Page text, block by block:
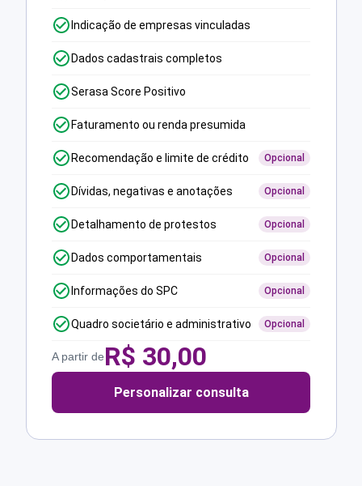
Indicação de empresas vinculadas
Dados cadastrais completos
Serasa Score Positivo
Faturamento ou renda presumida
Recomendação e limite de crédito Opcional
Dívidas, negativas e anotações Opcional
Detalhamento de protestos Opcional
Dados comportamentais Opcional
Informações do SPC Opcional
Quadro societário e administrativo Opcional
A partir deR$ 30,00
Personalizar consulta